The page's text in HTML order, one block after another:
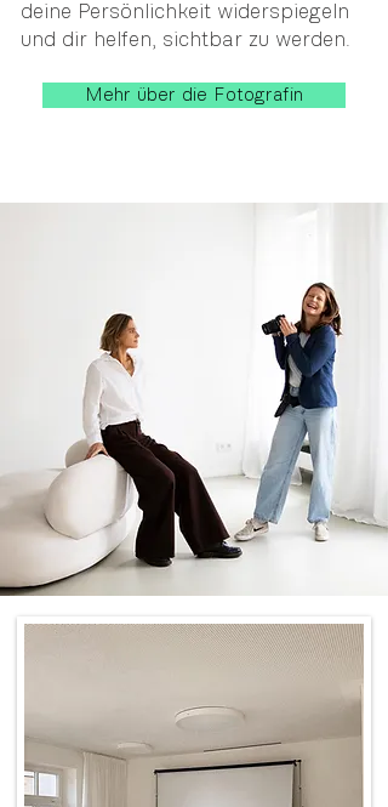
deine Persönlichkeit widerspiegeln
und dir helfen, sichtbar zu werden.
Mehr über die Fotografin